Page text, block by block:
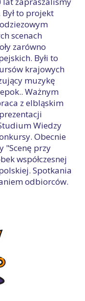
to projekt
scenach
zarówno
Byłi to
krajowych
muzykę
Ważnym
z elbląskim
Wiedzy
Obecnie
"Scenę przy
współczesnej
Spotkania
odbiorców.